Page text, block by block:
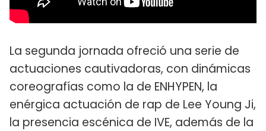
La segunda jornada ofreció una serie de
actuaciones cautivadoras, con dinámicas
coreografías como la de ENHYPEN, la
enérgica actuación de rap de Lee Young Ji,
la presencia escénica de IVE, además de la